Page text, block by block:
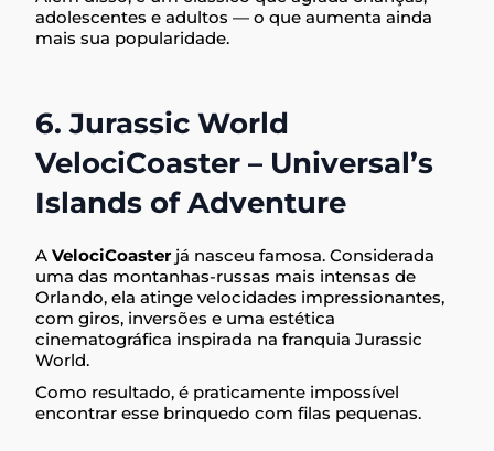
adolescentes e adultos — o que aumenta ainda
mais sua popularidade.
6. Jurassic World
VelociCoaster – Universal’s
Islands of Adventure
AVelociCoasterjá nasceu famosa. Considerada
uma das montanhas-russas mais intensas de
Orlando, ela atinge velocidades impressionantes,
com giros, inversões e uma estética
cinematográfica inspirada na franquia Jurassic
World.
Como resultado, é praticamente impossível
encontrar esse brinquedo com filas pequenas.